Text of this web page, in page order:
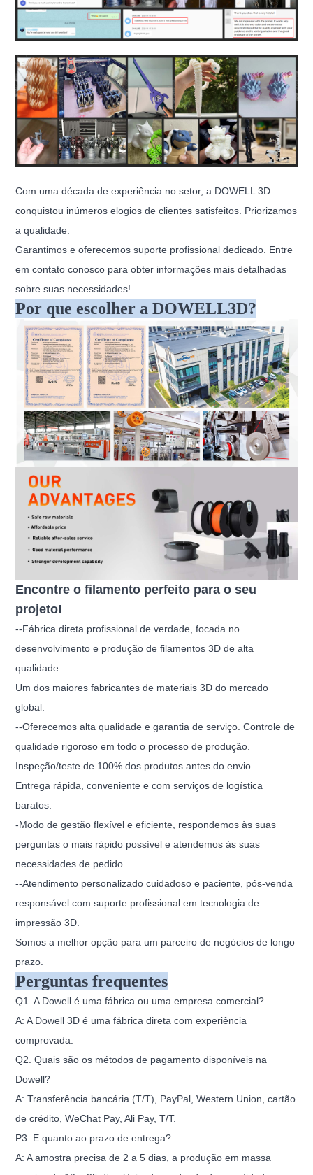
Com uma década de experiência no setor, a DOWELL 3D
conquistou inúmeros elogios de clientes satisfeitos. Priorizamos
a qualidade.
Garantimos e oferecemos suporte profissional dedicado. Entre
em contato conosco para obter informações mais detalhadas
sobre suas necessidades!
Por que escolher a DOWELL3D?
Encontre o filamento perfeito para o seu
projeto!
--Fábrica direta profissional de verdade, focada no
desenvolvimento e produção de filamentos 3D de alta
qualidade.
Um dos maiores fabricantes de materiais 3D do mercado
global.
--Oferecemos alta qualidade e garantia de serviço. Controle de
qualidade rigoroso em todo o processo de produção.
Inspeção/teste de 100% dos produtos antes do envio.
Entrega rápida, conveniente e com serviços de logística
baratos.
-Modo de gestão flexível e eficiente, respondemos às suas
perguntas o mais rápido possível e atendemos às suas
necessidades de pedido.
--Atendimento personalizado cuidadoso e paciente, pós-venda
responsável com suporte profissional em tecnologia de
impressão 3D.
Somos a melhor opção para um parceiro de negócios de longo
prazo.
Perguntas frequentes
Q1. A Dowell é uma fábrica ou uma empresa comercial?
A: A Dowell 3D é uma fábrica direta com experiência
comprovada.
Q2. Quais são os métodos de pagamento disponíveis na
Dowell?
A: Transferência bancária (T/T), PayPal, Western Union, cartão
de crédito, WeChat Pay, Ali Pay, T/T.
P3. E quanto ao prazo de entrega?
A: A amostra precisa de 2 a 5 dias, a produção em massa